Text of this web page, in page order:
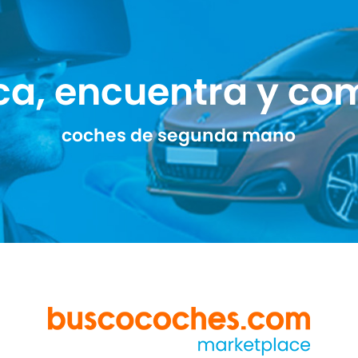
encuentra y
coches de segunda mano